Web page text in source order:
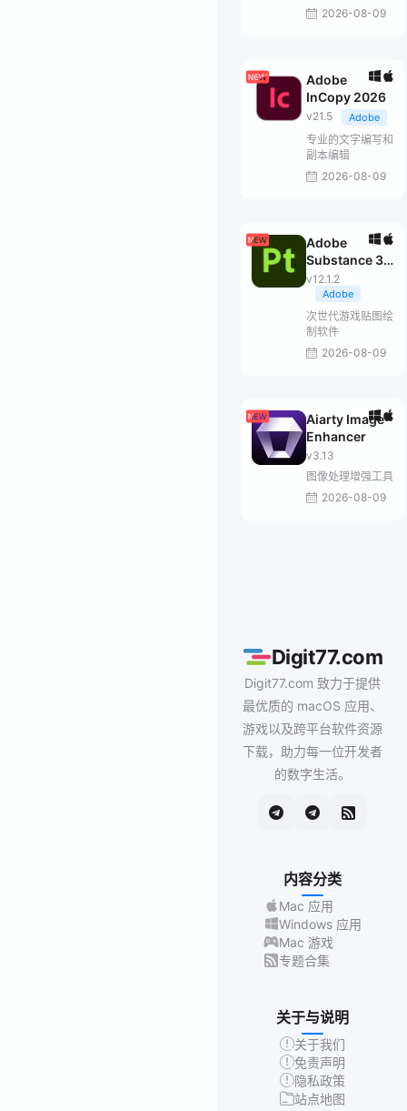
2026-08-09
Adobe
InCopy 2026
v21.5 Adobe
专业的文字编写和
副本编辑
2026-08-09
Adobe
Substance 3D
Painter
v12.1.2
Adobe
次世代游戏贴图绘
制软件
2026-08-09
Aiarty Image
Enhancer
v3.13
图像处理增强工具
2026-08-09
Digit77.com
Digit77.com 致力于提供
最优质的 macOS 应用、
游戏以及跨平台软件资源
下载，助力每一位开发者
的数字生活。
内容分类
Mac 应用
Windows 应用
Mac 游戏
专题合集
关于与说明
关于我们
免责声明
隐私政策
站点地图